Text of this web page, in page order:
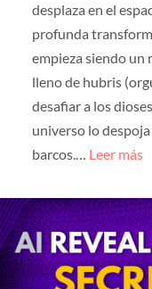
desplaza en el
profunda
empieza siendo un
lleno de hubris
desafiar a los
universo lo despoja
barcos.… Leer más